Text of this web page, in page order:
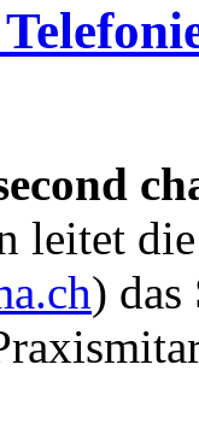
leitet
) das